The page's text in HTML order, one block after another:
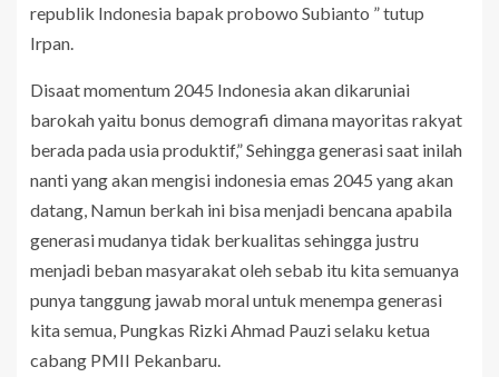
republik Indonesia bapak probowo Subianto ” tutup
Irpan.
Disaat momentum 2045 Indonesia akan dikaruniai
barokah yaitu bonus demografi dimana mayoritas rakyat
berada pada usia produktif,” Sehingga generasi saat inilah
nanti yang akan mengisi indonesia emas 2045 yang akan
datang, Namun berkah ini bisa menjadi bencana apabila
generasi mudanya tidak berkualitas sehingga justru
menjadi beban masyarakat oleh sebab itu kita semuanya
punya tanggung jawab moral untuk menempa generasi
kita semua, Pungkas Rizki Ahmad Pauzi selaku ketua
cabang PMII Pekanbaru.